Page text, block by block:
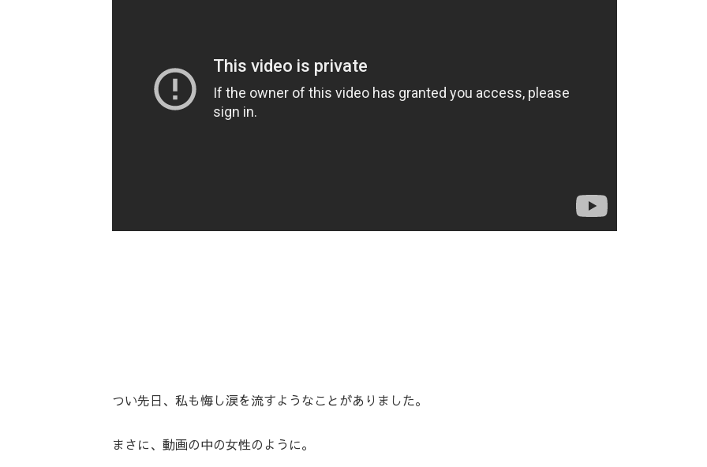
つい先日、私も悔し涙を流すようなことがありました。
まさに、動画の中の女性のように。